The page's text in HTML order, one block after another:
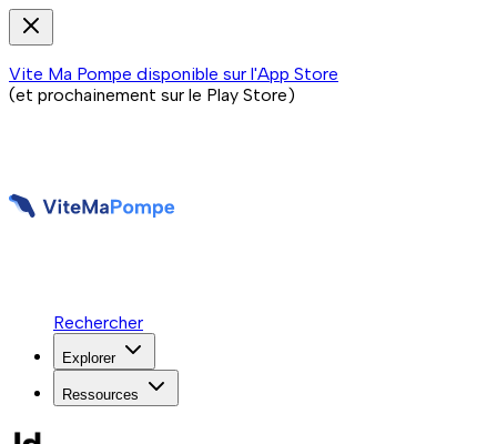
Vite Ma Pompe disponible sur l'App Store
(et prochainement sur le Play Store)
Rechercher
Explorer
Ressources